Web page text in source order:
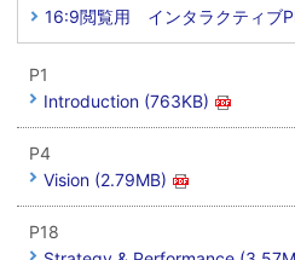
16:9閲覧用 インタラクティブ
P1
Introduction (763KB)
P4
Vision (2.79MB)
P18